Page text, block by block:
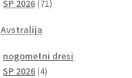
SP 2026 7171
Avstralija
nogometni dresi
SP 2026 44